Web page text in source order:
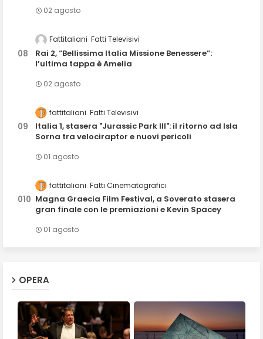
02 agosto
Fattitaliani Fatti Televisivi
Rai 2, “Bellissima Italia Missione Benessere”:
l’ultima tappa è Amelia
02 agosto
fattitaliani Fatti Televisivi
Italia 1, stasera "Jurassic Park III": il ritorno ad Isla
Sorna tra velociraptor e nuovi pericoli
01 agosto
fattitaliani Fatti Cinematografici
Magna Graecia Film Festival, a Soverato stasera
gran finale con le premiazioni e Kevin Spacey
01 agosto
OPERA